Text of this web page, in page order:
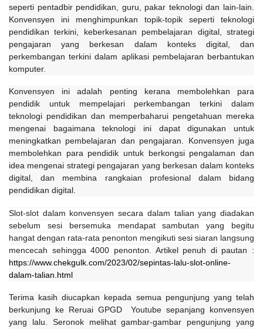
seperti pentadbir pendidikan, guru, pakar teknologi dan lain-lain.
Konvensyen ini menghimpunkan topik-topik seperti teknologi
pendidikan terkini, keberkesanan pembelajaran digital, strategi
pengajaran yang berkesan dalam konteks digital, dan
perkembangan terkini dalam aplikasi pembelajaran berbantukan
komputer.
Konvensyen ini adalah penting kerana membolehkan para
pendidik untuk mempelajari perkembangan terkini dalam
teknologi pendidikan dan memperbaharui pengetahuan mereka
mengenai bagaimana teknologi ini dapat digunakan untuk
meningkatkan pembelajaran dan pengajaran. Konvensyen juga
membolehkan para pendidik untuk berkongsi pengalaman dan
idea mengenai strategi pengajaran yang berkesan dalam konteks
digital, dan membina rangkaian profesional dalam bidang
pendidikan digital.
Slot-slot dalam konvensyen secara dalam talian yang diadakan
sebelum sesi bersemuka mendapat sambutan yang begitu
hangat dengan rata-rata penonton mengikuti sesi siaran langsung
mencecah sehingga 4000 penonton.
https://www.chekgulk.com/2023/02/sepintas-lalu-slot-online-
dalam-talian.html
Terima kasih diucapkan kepada semua pengunjung yang telah
berkunjung ke Reruai GPGD  Youtube sepanjang konvensyen
yang lalu. Seronok melihat gambar-gambar pengunjung yang